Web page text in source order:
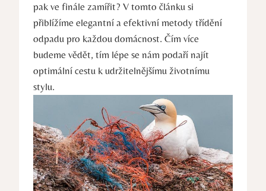
pak ve finále zamířit? V tomto článku si
přiblížíme elegantní a efektivní metody třídění
odpadu pro každou domácnost. Čím více
budeme vědět, tím lépe se nám podaří najít
optimální cestu k udržitelnějšímu životnímu
stylu.